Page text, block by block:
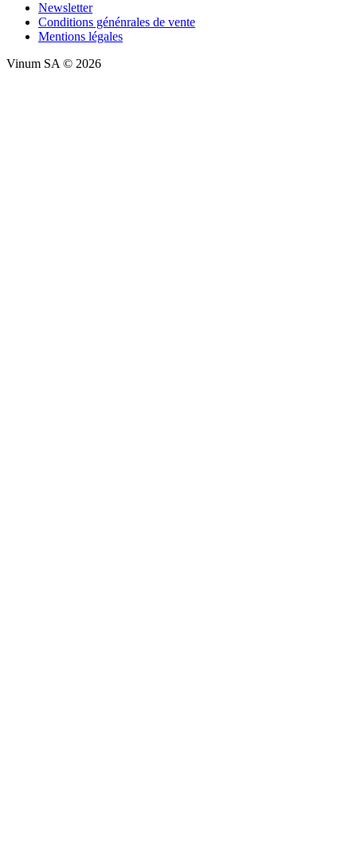
Newsletter
Conditions génénrales de vente
Mentions légales
Vinum SA © 2026